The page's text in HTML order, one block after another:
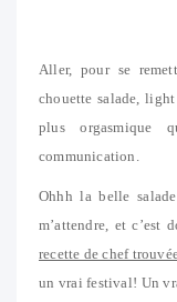
Aller, pour se
chouette salade,
plus orgasmique
communication.
Ohhh la belle
m’attendre, et c’est
recette de chef
un vrai festival! Un